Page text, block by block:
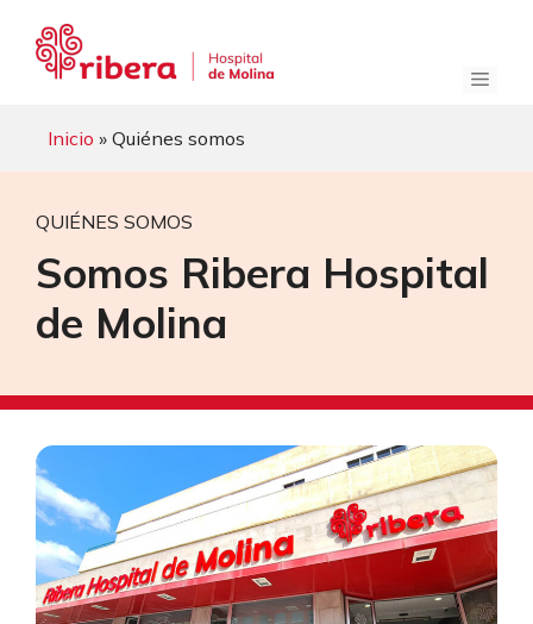
contenido
Menú
Inicio » Quiénes somos
QUIÉNES SOMOS
Somos Ribera Hospital
de Molina